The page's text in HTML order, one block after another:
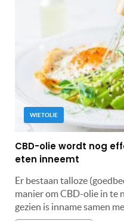
WIETOLIE
CBD-olie wordt nog
eten inneemt
Er bestaan talloze
manier om CBD-olie in te
gezien is inname samen